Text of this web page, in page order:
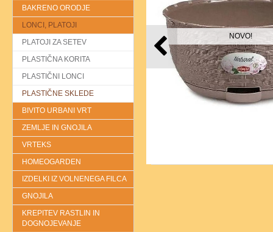
BAKRENO ORODJE
LONCI, PLATOJI
PLATOJI ZA SETEV
PLASTIČNA KORITA
PLASTIČNI LONCI
PLASTIČNE SKLEDE
BIVITO URBANI VRT
ZEMLJE IN GNOJILA
VRTEKS
HOMEOGARDEN
IZDELKI IZ VOLNENEGA FILCA
GNOJILA
KREPITEV RASTLIN IN
DOGNOJEVANJE
NOVO!